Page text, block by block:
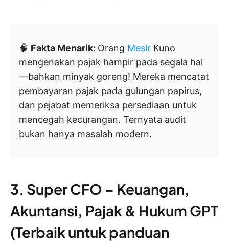
🧠 Fakta Menarik: Orang Mesir Kuno
mengenakan pajak hampir pada segala hal
—bahkan minyak goreng! Mereka mencatat
pembayaran pajak pada gulungan papirus,
dan pejabat memeriksa persediaan untuk
mencegah kecurangan. Ternyata audit
bukan hanya masalah modern.
3. Super CFO – Keuangan,
Akuntansi, Pajak & Hukum GPT
(Terbaik untuk panduan